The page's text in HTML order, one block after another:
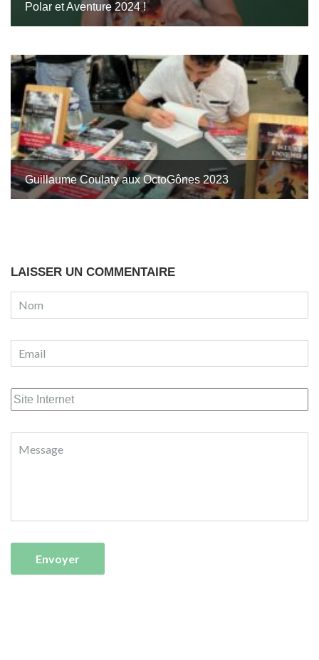
Polar et Aventure 2024 !
Guillaume Coulaty aux OctoGônes 2023
LAISSER UN COMMENTAIRE